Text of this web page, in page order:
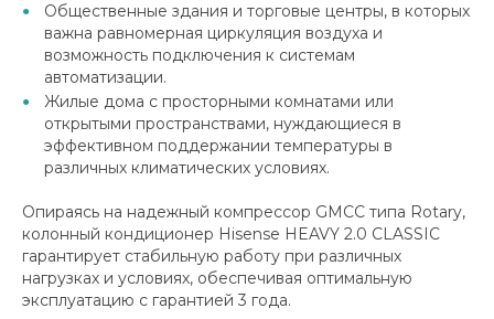
Общественные здания и торговые центры, в которых
важна равномерная циркуляция воздуха и
возможность подключения к системам
автоматизации.
Жилые дома с просторными комнатами или
открытыми пространствами, нуждающиеся в
эффективном поддержании температуры в
различных климатических условиях.
Опираясь на надежный компрессор GMCC типа Rotary,
колонный кондиционер Hisense HEAVY 2.0 CLASSIC
гарантирует стабильную работу при различных
нагрузках и условиях, обеспечивая оптимальную
эксплуатацию с гарантией 3 года.